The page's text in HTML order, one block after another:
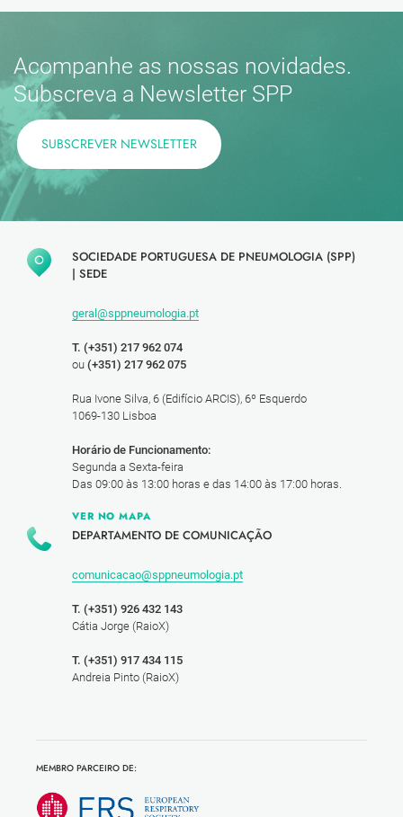
Acompanhe as nossas novidades.
Subscreva a Newsletter SPP
SUBSCREVER NEWSLETTER
SOCIEDADE PORTUGUESA DE PNEUMOLOGIA (SPP)
| SEDE
geral@sppneumologia.pt
T. (+351) 217 962 074
ou (+351) 217 962 075
Rua Ivone Silva, 6 (Edifício ARCIS), 6º Esquerdo
1069-130 Lisboa
Horário de Funcionamento:
Segunda a Sexta-feira
Das 09:00 às 13:00 horas e das 14:00 às 17:00 horas.
VER NO MAPA
DEPARTAMENTO DE COMUNICAÇÃO
comunicacao@sppneumologia.pt
T. (+351) 926 432 143
Cátia Jorge (RaioX)
T. (+351) 917 434 115
Andreia Pinto (RaioX)
MEMBRO PARCEIRO DE: